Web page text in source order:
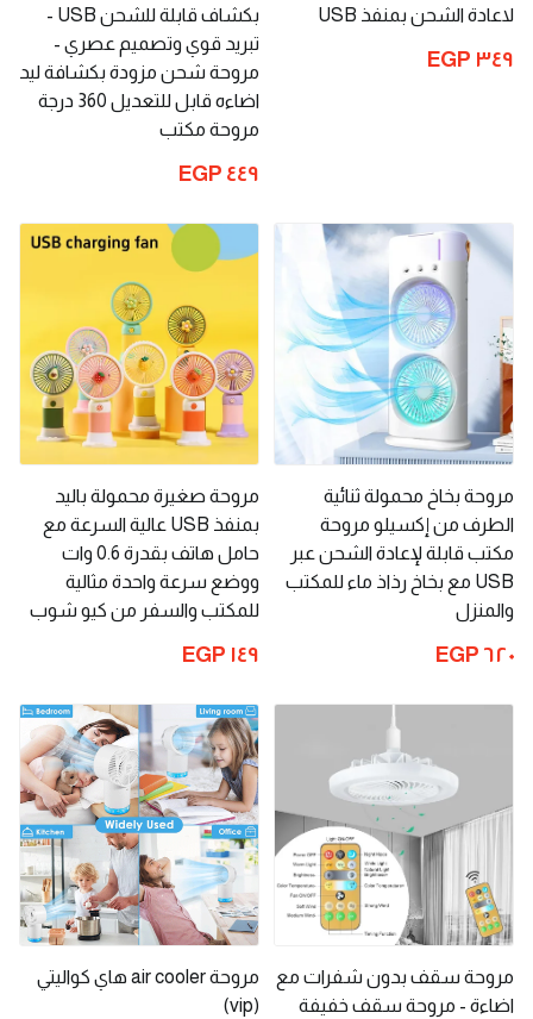
لاعادة الشحن بمنفذ USB
٣٤٩ EGP
بكشاف قابلة للشحن USB -
تبريد قوي وتصميم عصري -
مروحة شحن مزودة بكشافة ليد
اضاءه قابل للتعديل 360 درجة
مروحة مكتب
٤٤٩ EGP
مروحة بخاخ محمولة ثنائية
الطرف من إكسيلو مروحة
مكتب قابلة لإعادة الشحن عبر
USB مع بخاخ رذاذ ماء للمكتب
والمنزل
٦٢٠ EGP
مروحة صغيرة محمولة باليد
بمنفذ USB عالية السرعة مع
حامل هاتف بقدرة 0.6 وات
ووضع سرعة واحدة مثالية
للمكتب والسفر من كيو شوب
١٤٩ EGP
مروحة سقف بدون شفرات مع
اضاءة - مروحة سقف خفيفة
مروحة air cooler هاي كواليتي
(vip)